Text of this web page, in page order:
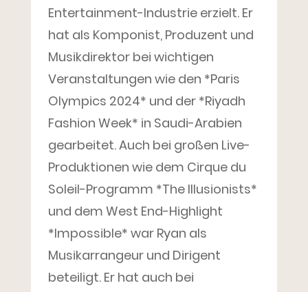
Entertainment-Industrie erzielt. Er
hat als Komponist, Produzent und
Musikdirektor bei wichtigen
Veranstaltungen wie den *Paris
Olympics 2024* und der *Riyadh
Fashion Week* in Saudi-Arabien
gearbeitet. Auch bei großen Live-
Produktionen wie dem Cirque du
Soleil-Programm *The Illusionists*
und dem West End-Highlight
*Impossible* war Ryan als
Musikarrangeur und Dirigent
beteiligt. Er hat auch bei